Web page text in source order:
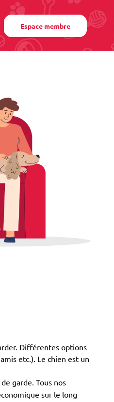
Espace membre
Différentes options
etc.). Le chien est un
garde. Tous nos
sur le long